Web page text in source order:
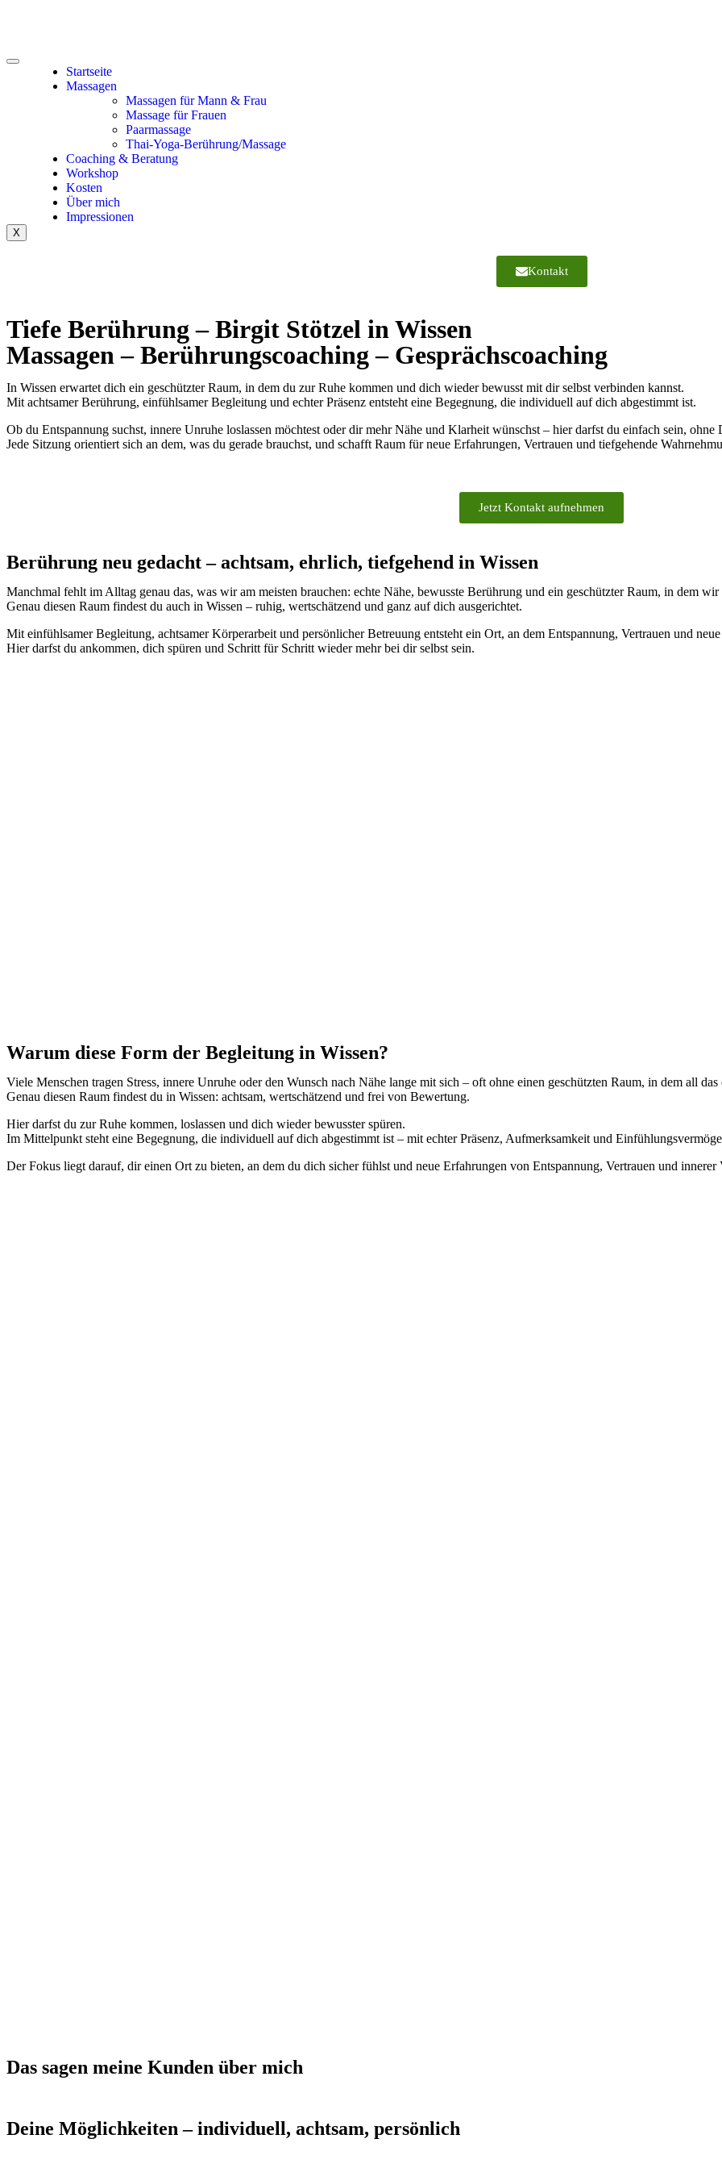
Startseite
Massagen
Massagen für Mann & Frau
Massage für Frauen
Paarmassage
Thai-Yoga-Berührung/Massage
Coaching & Beratung
Workshop
Kosten
Über mich
Impressionen
X
Kontakt
Tiefe Berührung – Birgit Stötzel in Wissen
Massagen – Berührungscoaching – Gesprächscoaching
In Wissen erwartet dich ein geschützter Raum, in dem du zur Ruhe kommen und dich wieder bewusst mit dir selbst verbinden kannst.
Mit achtsamer Berührung, einfühlsamer Begleitung und echter Präsenz entsteht eine Begegnung, die individuell auf dich abgestimmt ist.
Ob du Entspannung suchst, innere Unruhe loslassen möchtest oder dir mehr Nähe und Klarheit wünschst – hier darfst du einfach sein,
Jede Sitzung orientiert sich an dem, was du gerade brauchst, und schafft Raum für neue Erfahrungen, Vertrauen und tiefgehende
Jetzt Kontakt aufnehmen
Berührung neu gedacht – achtsam, ehrlich, tiefgehend in Wissen
Manchmal fehlt im Alltag genau das, was wir am meisten brauchen: echte Nähe, bewusste Berührung und ein geschützter Raum, in dem wir
Genau diesen Raum findest du auch in Wissen – ruhig, wertschätzend und ganz auf dich ausgerichtet.
Mit einfühlsamer Begleitung, achtsamer Körperarbeit und persönlicher Betreuung entsteht ein Ort, an dem Entspannung, Vertrauen und
Hier darfst du ankommen, dich spüren und Schritt für Schritt wieder mehr bei dir selbst sein.
Warum diese Form der Begleitung in Wissen?
Viele Menschen tragen Stress, innere Unruhe oder den Wunsch nach Nähe lange mit sich – oft ohne einen geschützten Raum, in dem all das
Genau diesen Raum findest du in Wissen: achtsam, wertschätzend und frei von Bewertung.
Hier darfst du zur Ruhe kommen, loslassen und dich wieder bewusster spüren.
Im Mittelpunkt steht eine Begegnung, die individuell auf dich abgestimmt ist – mit echter Präsenz, Aufmerksamkeit und
Der Fokus liegt darauf, dir einen Ort zu bieten, an dem du dich sicher fühlst und neue Erfahrungen von Entspannung, Vertrauen und innerer
Das sagen meine Kunden über mich
Deine Möglichkeiten – individuell, achtsam, persönlich